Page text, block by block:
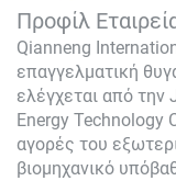
Προφίλ
Qianneng
επαγγελματική
ελέγχεται από
Energy Technology
αγορές του
βιομηχανικό